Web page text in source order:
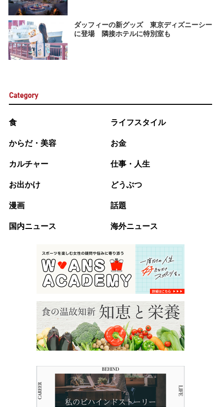
ダッフィーの新グッズ 東京ディズニーシー
に登場 隣接ホテルに特別室も
Category
食 ライフスタイル
からだ・美容 お金
カルチャー 仕事・人生
お出かけ どうぶつ
漫画 話題
国内ニュース 海外ニュース